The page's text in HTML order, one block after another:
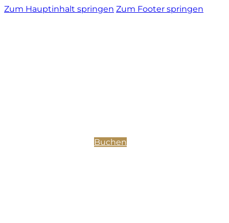
Zum Hauptinhalt springen Zum Footer springen
Buchen